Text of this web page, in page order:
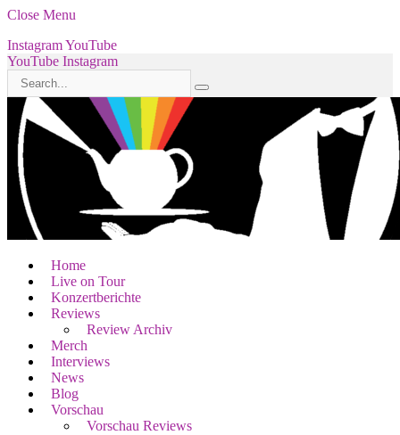
Close Menu
InstagramYouTube
YouTube Instagram
Home
Live on Tour
Konzertberichte
Reviews
Review Archiv
Merch
Interviews
News
Blog
Vorschau
Vorschau Reviews